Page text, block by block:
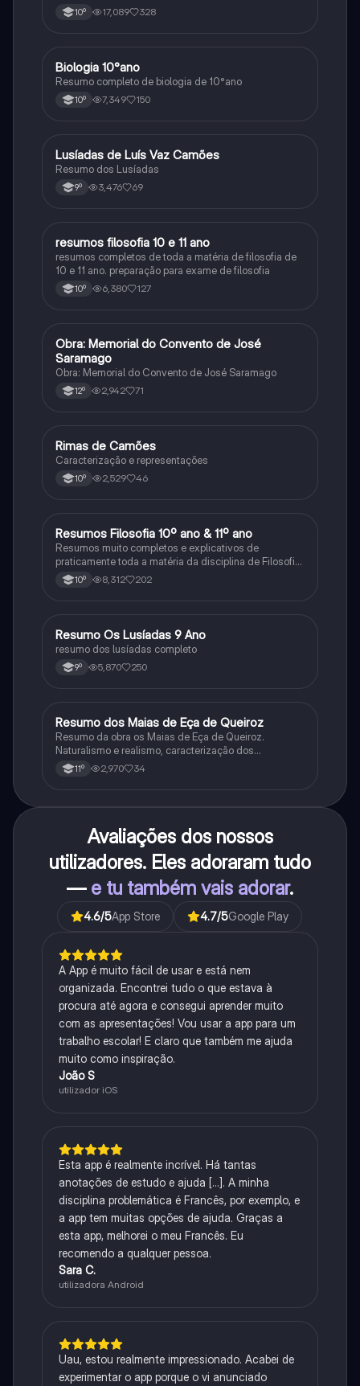
10º 17,089 328
Biologia
Biologia 10°ano
Resumo completo de biologia de 10°ano
10º 7,349 150
Português
Lusíadas de Luís Vaz Camões
Resumo dos Lusíadas
9º 3,476 69
Filosofia
resumos filosofia 10 e 11 ano
resumos completos de toda a matéria de filosofia de
10 e 11 ano. preparação para exame de filosofia
10º 6,380 127
Português
Obra: Memorial do Convento de José
Saramago
Obra: Memorial do Convento de José Saramago
12º 2,942 71
Português
Rimas de Camões
Caracterização e representações
10º 2,529 46
Filosofia
Resumos Filosofia 10º ano & 11º ano
Resumos muito completos e explicativos de
praticamente toda a matéria da disciplina de Filosofia
10º 8,312 202
Português
Resumo Os Lusíadas 9 Ano
resumo dos lusíadas completo
9º 5,870 250
Português
Resumo dos Maias de Eça de Queiroz
Resumo da obra os Maias de Eça de Queiroz.
Naturalismo e realismo, caracterização dos
personagens e contexto histórico.
11º 2,970 34
Avaliações dos nossos
utilizadores. Eles adoraram tudo
— e tu também vais adorar.
4.6/5App Store 4.7/5Google Play
A App é muito fácil de usar e está nem
organizada. Encontrei tudo o que estava à
procura até agora e consegui aprender muito
com as apresentações! Vou usar a app para um
trabalho escolar! E claro que também me ajuda
muito como inspiração.
João S
utilizador iOS
Esta app é realmente incrível. Há tantas
anotações de estudo e ajuda [...]. A minha
disciplina problemática é Francês, por exemplo, e
a app tem muitas opções de ajuda. Graças a
esta app, melhorei o meu Francês. Eu
recomendo a qualquer pessoa.
Sara C.
utilizadora Android
Uau, estou realmente impressionado. Acabei de
experimentar o app porque o vi anunciado